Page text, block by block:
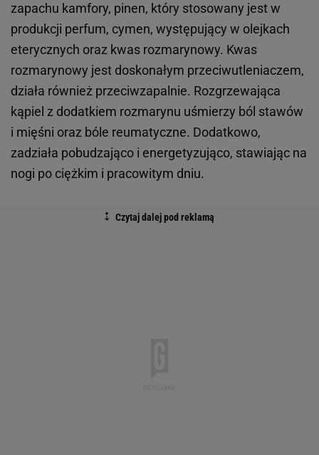
zapachu kamfory, pinen, który stosowany jest w
produkcji perfum, cymen, występujący w olejkach
eterycznych oraz kwas rozmarynowy. Kwas
rozmarynowy jest doskonałym przeciwutleniaczem,
działa również przeciwzapalnie. Rozgrzewająca
kąpiel z dodatkiem rozmarynu uśmierzy ból stawów
i mięśni oraz bóle reumatyczne. Dodatkowo,
zadziała pobudzająco i energetyzująco, stawiając na
nogi po ciężkim i pracowitym dniu.